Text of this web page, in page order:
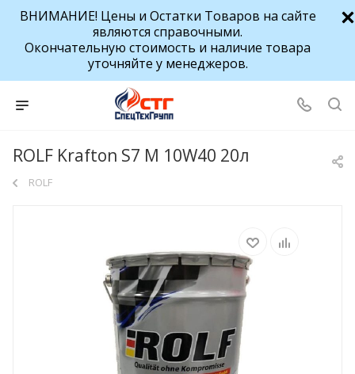
ВНИМАНИЕ! Цены и Остатки Товаров на сайте
являются справочными.
Окончательную стоимость и наличие товара
уточняйте у менеджеров.
ROLF Krafton S7 M 10W40 20л
ROLF